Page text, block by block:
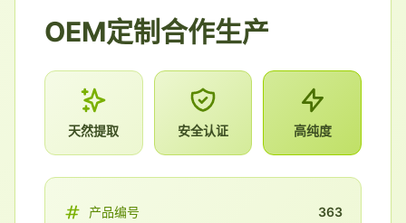
OEM定制合作生产
天然提取 安全认证 高纯度
产品编号 363